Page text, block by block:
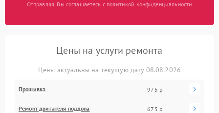
Отправляя, Вы соглашаетесь с политикой конфиденциальности
Цены на услуги ремонта
Цены актуальны на текущую дату 08.08.2026
Прошивка 975 р
Ремонт двигателя поддона 675 р